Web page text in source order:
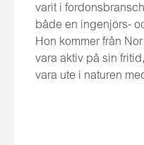
varit i
både en ingenjörs-
Hon kommer från
vara aktiv på sin
vara ute i naturen